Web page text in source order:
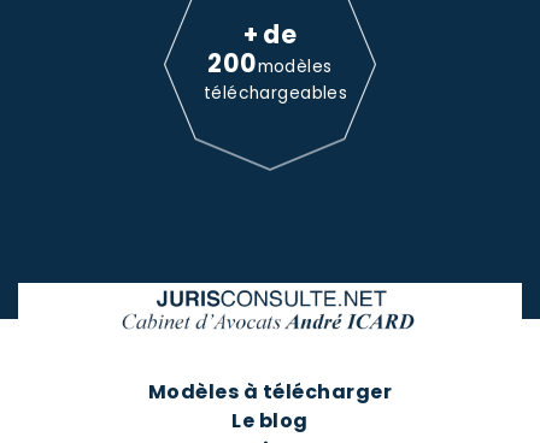
+ de
200modèles
téléchargeables
Modèles à télécharger
Le blog